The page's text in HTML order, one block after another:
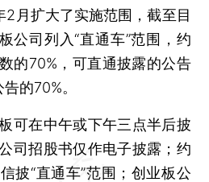
2月扩大了实施范围，截至目
公司列入“直通车”范围，约
的70%，可直通披露的公告
的70%。
在中午或下午三点半后披
司招股书仅作电子披露；约
披“直通车”范围；创业板公